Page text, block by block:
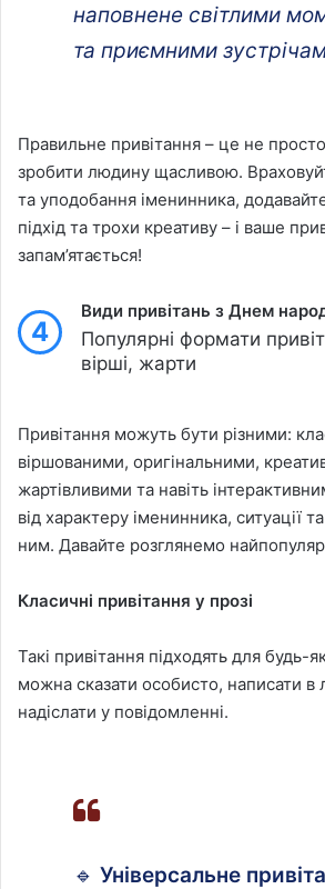
наповнене світлими
та приємними
Правильне привітання – це не
зробити людину щасливою.
та уподобання іменинника,
підхід та трохи креативу – і ваше
запам’ятається!
4
Види привітань з Днем
Популярні формати
вірші, жарти
Привітання можуть бути різними:
віршованими, оригінальними,
жартівливими та навіть
від характеру іменинника, ситуації
ним. Давайте розглянемо
Класичні привітання у прозі
Такі привітання підходять для будь-
можна сказати особисто, написати в
надіслати у повідомленні.
🔹 Універсальне